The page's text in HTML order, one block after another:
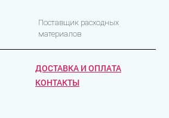
Поставщик расходных
материалов
ДОСТАВКА И ОПЛАТА
КОНТАКТЫ